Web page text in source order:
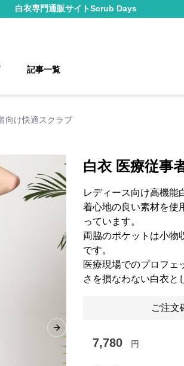
白衣専門通販サイトScrub Days
記事一覧
向け快適スクラブ
Next slide
白衣 医療従事
レディース向け高機能
着心地の良い素材を使
っています。
両脇のポケットは小物
です。
医療現場でのプロフェ
さを損なわない白衣と
ご注文
7,780 円